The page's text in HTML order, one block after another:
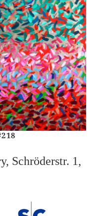
Schröderstr. 1,